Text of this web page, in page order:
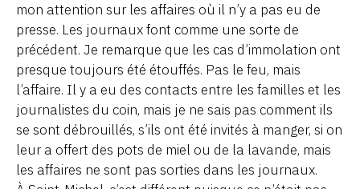
mon attention sur les affaires où il n’y a pas eu de
presse. Les journaux font comme une sorte de
précédent. Je remarque que les cas d’immolation ont
presque toujours été étouffés. Pas le feu, mais
l’affaire. Il y a eu des contacts entre les familles et les
journalistes du coin, mais je ne sais pas comment ils
se sont débrouillés, s’ils ont été invités à manger, si on
leur a offert des pots de miel ou de la lavande, mais
les affaires ne sont pas sorties dans les journaux.